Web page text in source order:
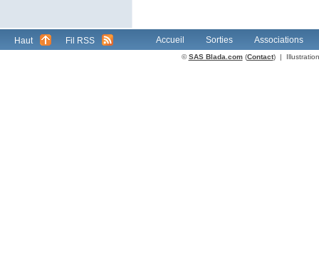
Haut Fil RSS Accueil Sorties Associations
©SAS Blada.com(Contact) |